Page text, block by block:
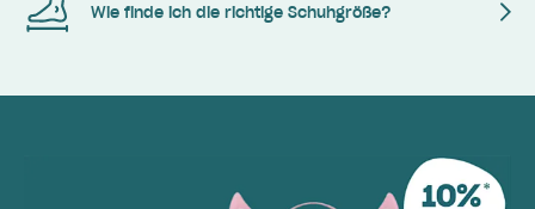
Wie finde ich die richtige Schuhgröße?